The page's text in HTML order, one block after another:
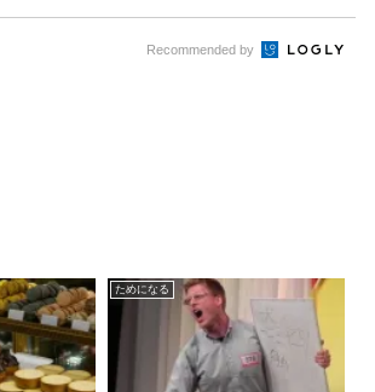
Recommended by
ためになる